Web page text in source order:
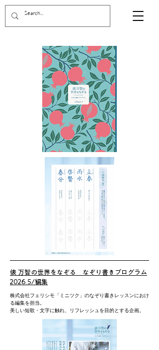
​俵 万智の世界をなぞる なぞり書きプログラム
2026.5/編集
株式会社フェリシモ「ミニツク」のなぞり書きレッスンにおけ
る編集を担当。
​美しい短歌・文字に触れ、リフレッシュを目的とする企画。